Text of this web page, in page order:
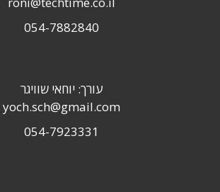
054-7882840
עורך: יוחאי שוויגר
yoch.sch@gmail.com
054-7923331